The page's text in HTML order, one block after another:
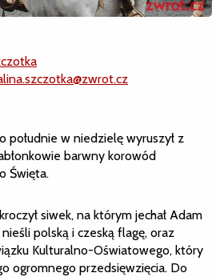
południe w niedzielę wyruszył z
barwny korowód
Święta.
siwek, na którym jechał Adam
polską i czeską flagę, oraz
Kulturalno-Oświatowego, który
ogromnego przedsięwzięcia. Do